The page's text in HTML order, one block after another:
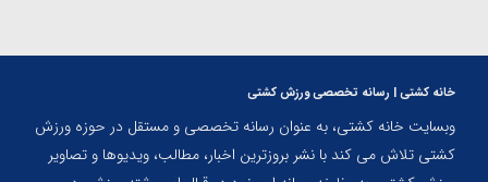
خانه کشتی | رسانه تخصصی ورزش کشتی
وبسایت خانه کشتی، به عنوان رسانه تخصصی و مستقل در حوزه ورزش
کشتی تلاش می کند با نشر بروزترین اخبار، مطالب، ویدیوها و تصاویر